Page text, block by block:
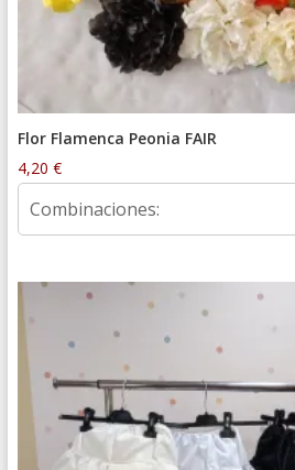
Flor Flamenca Peonia FAIR
4,20 €
Combinaciones: